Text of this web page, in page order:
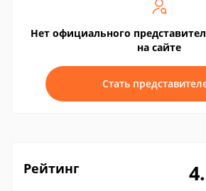
Нет официального
на сайте
Стать
Рейтинг